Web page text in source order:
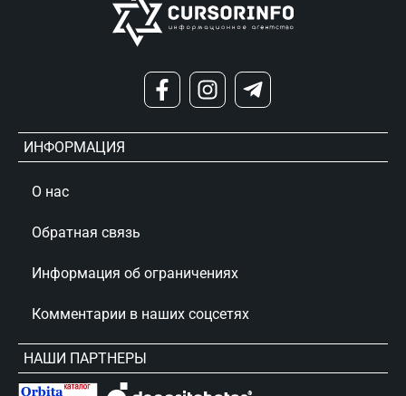
ИНФОРМАЦИЯ
О нас
Обратная связь
Информация об ограничениях
Комментарии в наших соцсетях
НАШИ ПАРТНЕРЫ